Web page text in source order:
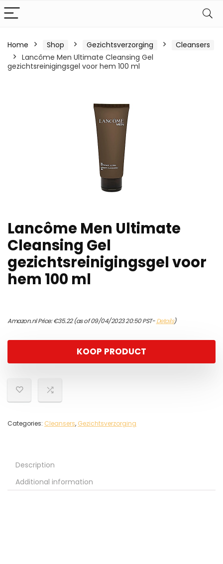
Home Shop Gezichtsverzorging
Cleansers
Lancôme Men Ultimate Cleansing Gel
gezichtsreinigingsgel voor hem 100 ml
Lancôme Men Ultimate
Cleansing Gel
gezichtsreinigingsgel voor
hem 100 ml
Amazon.nl Price:€35.22(as of 09/04/2023 20:50 PST-Details)
KOOP PRODUCT
Categories: Cleansers, Gezichtsverzorging
Description
Additional information